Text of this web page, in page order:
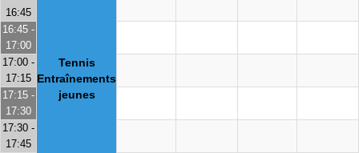
16:45
Tennis
Entraînements
jeunes
16:45 -
17:00
17:00 -
17:15
17:15 -
17:30
17:30 -
17:45